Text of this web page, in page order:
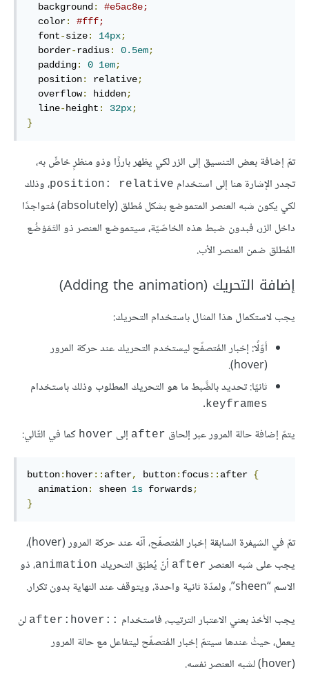
  background
:
#e5ac8e;
  color
:
#fff;
  font
-size: 14px;
  border
-radius: 0.5em;
  padding
: 0 1em;
  position
: relative;
  overflow
: hidden;
  line
-height : 32px;
}
تمّ إضافة بعض التنسيق إلى الزر لكي يظهر بارزًا وذو منظرٍ خاصٍّ به،
تجدر الإشارة هنا إلى استخدام position: relative، وذلك
لكي يكون شبه العنصر المتموضع بشكل مُطلق (absolutely) مُتواجدًا
داخل الزر، فبدون ضبط هذه الخاصّيّة، سيتموضع العنصر ذو التَمَوْضُع
المُطلق ضمن العنصر الأب.
إضافة التحريك (Adding the animation)
يجب لاستكمال هذا المثال باستخدام التحريك:
أوّلًا: إخبار المُتصفّح ليستخدم التحريك عند حركة المرور
(hover).
ثانيًا: تحديد بالضَّبط ما هو التحريك المطلوب وذلك باستخدام
keyframes
.
يتمّ إضافة حالة المرور عبر إلحاق after إلى hover كما في التّالي:
button: hover:: after, button: focus:: after {
  animation
: sheen 1s forwards;
}
تمّ في الشيفرة السابقة إخبار المُتصفّح، أنّه عند حركة المرور (hover)،
يجب على شبه العنصر after أنّ يُطبّق التحريك animation، ذو
الاسم “sheen”، ولمدّة ثانية واحدة، ويتوقف عند النهاية بدون تكرار.
يجب الأخذ بعني الاعتبار الترتيب، فاستخدام ::after:hover
لن
يعمل، حيثُ عندها سيتمّ إخبار المُتصفّح ليتفاعل مع حالة المرور
(hover) لشبه العنصر نفسه.